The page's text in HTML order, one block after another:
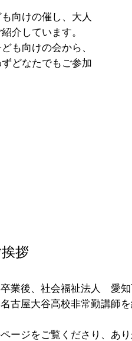
向けの催し、大人
介しています。
も向けの会から、
どなたでもご参加
拶
業後、社会福祉法人 愛
古屋大谷高校非常勤講師
ージをご覧くださり、あり